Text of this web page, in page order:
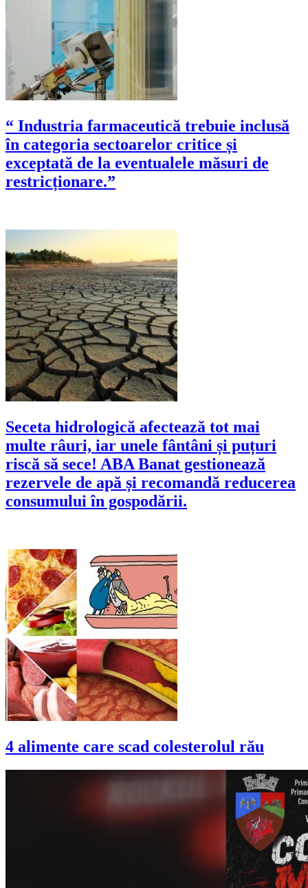
“ Industria farmaceutică trebuie inclusă
în categoria sectoarelor critice și
exceptată de la eventualele măsuri de
restricționare.”
Seceta hidrologică afectează tot mai
multe râuri, iar unele fântâni și puțuri
riscă să sece! ABA Banat gestionează
rezervele de apă și recomandă reducerea
consumului în gospodării.
4 alimente care scad colesterolul rău